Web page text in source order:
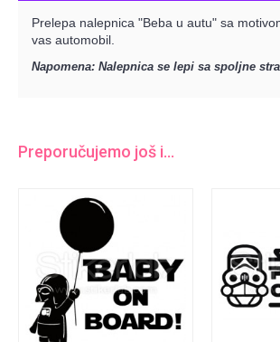
Prelepa nalepnica "Beba u autu" sa
vas automobil.
Napomena: Nalepnica se lepi sa spoljne
Preporučujemo još i...